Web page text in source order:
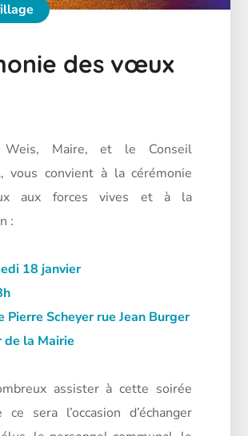
des vœux
Weis, Maire, et le Conseil
vous convient à la cérémonie
aux forces vives et à la
:
18 janvier
Pierre Scheyer rue Jean Burger
de la Mairie
assister à cette soirée
ce sera l’occasion d’échanger